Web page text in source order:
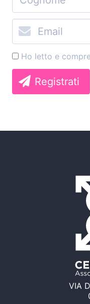
Ho letto e
Registrati
VIA